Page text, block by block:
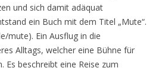
und sich damit adäquat
ein Buch mit dem Titel „Mute“.
mute). Ein Ausflug in die
Alltags, welcher eine Bühne für
Es beschreibt eine Reise zum